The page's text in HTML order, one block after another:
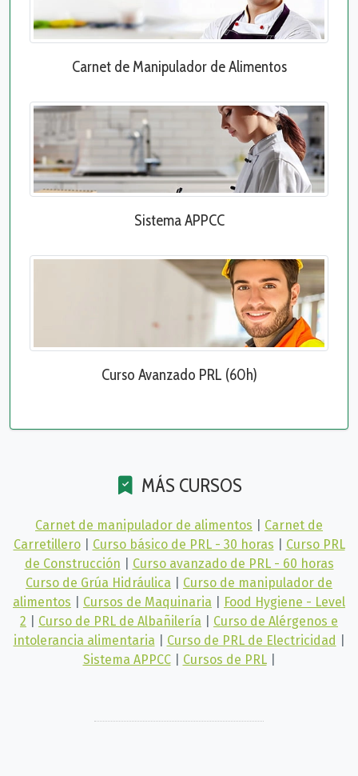
Carnet de Manipulador de Alimentos
Sistema APPCC
Curso Avanzado PRL (60h)
MÁS CURSOS
Carnet de manipulador de alimentos
Carnet de
Carretillero
Curso básico de PRL - 30 horas
Curso PRL
de Construcción
Curso avanzado de PRL - 60 horas
Curso de Grúa Hidráulica
Curso de manipulador de
alimentos
Cursos de Maquinaria
Food Hygiene - Level
2
Curso de PRL de Albañilería
Curso de Alérgenos e
intolerancia alimentaria
Curso de PRL de Electricidad
Sistema APPCC
Cursos de PRL